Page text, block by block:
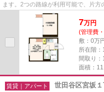
ます。2つの路線が利用可能で、片方
えます。こちらの物件はアパー...
7万円
(管理費
敷：0万
所在階：
間取り：
面積：
賃貸｜アパート 世田谷区宮坂